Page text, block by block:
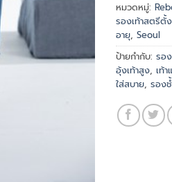
หมวดหมู่:
รองเท้าสตรีตั้
อายุ, Seoul
ป้ายกำกับ: รอ
อุ้งเท้าสูง, เท้
ใส่สบาย, รองช้